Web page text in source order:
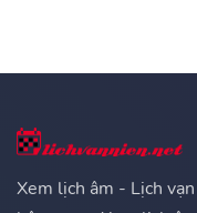
Xem lịch âm - Lịch